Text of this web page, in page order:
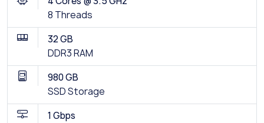
8 Threads
32 GB
DDR3 RAM
980 GB
SSD Storage
1 Gbps